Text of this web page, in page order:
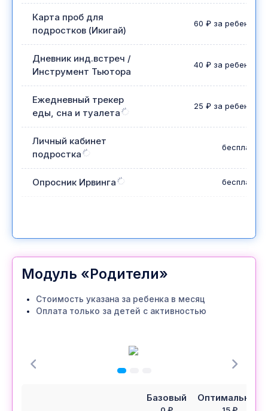
Карта проб для
подростков (Икигай)
60 ₽ за ребенка в
Дневник инд.встреч /
Инструмент Тьютора
40 ₽ за ребенка в
Ежедневный трекер
еды, сна и туалета
25 ₽ за ребенка в
Личный кабинет
подростка
бесплатно
Опросник Ирвинга бесплатно
Модуль «Родители»
Стоимость указана за ребенка в месяц
Оплата только за детей с активностью
Базовый Оптимальный